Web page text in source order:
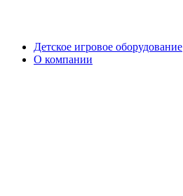
Детское игровое оборудование
О компании